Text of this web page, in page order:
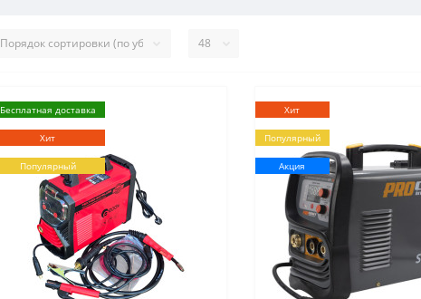
Бесплатная доставка
Хит
Популярный
Хит
Популярный
Акция